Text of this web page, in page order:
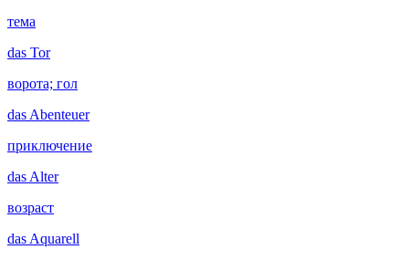
тема
das Tor
ворота; гол
das Abenteuer
приключение
das Alter
возраст
das Aquarell